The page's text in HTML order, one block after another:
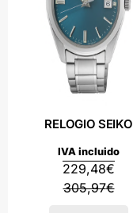
RELOGIO SEIKO
305,97€
229,48€
IVA incluido